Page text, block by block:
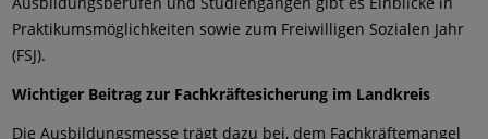
Praktikumsmöglichkeiten sowie zum Freiwilligen Sozialen Jahr
(FSJ).
Wichtiger Beitrag zur Fachkräftesicherung im Landkreis
Die Ausbildungsmesse trägt dazu bei, dem Fachkräftemangel